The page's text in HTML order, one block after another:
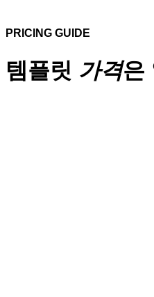
PRICING GUIDE
템플릿 가격은